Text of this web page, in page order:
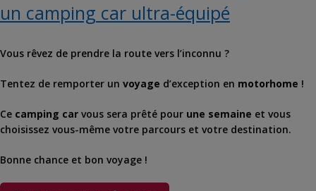
un camping car ultra-équipé
Vous rêvez de prendre la route vers l’inconnu ?
Tentez de remporter un voyage d’exception en motorhome !
Ce camping car vous sera prêté pour une semaine et vous
choisissez vous-même votre parcours et votre destination.
Bonne chance et bon voyage !